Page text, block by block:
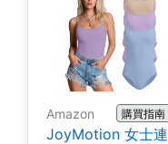
Amazon 購買指南
JoyMotion 女士連